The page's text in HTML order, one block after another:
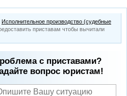
Исполнительное производство (судебные
приставам чтобы вычитали
с приставами?
вопрос юристам!